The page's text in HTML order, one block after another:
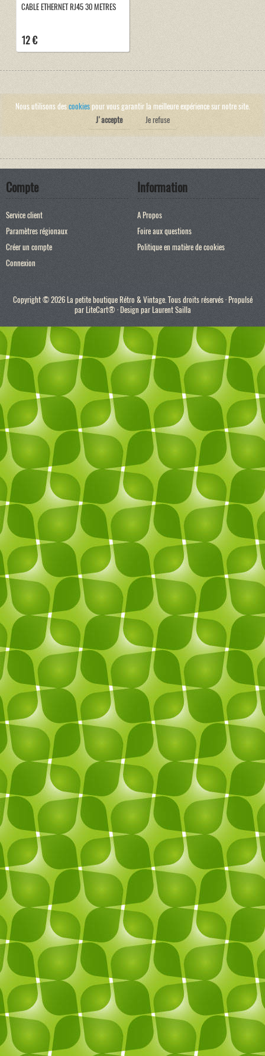
CABLE ETHERNET RJ45 30 METRES
12 €
Nous utilisons descookiespour vous garantir la meilleure expérience sur notre site.
J'accepte
Je refuse
Compte
Service client
Paramètres régionaux
Créer un compte
Connexion
Information
A Propos
Foire aux questions
Politique en matière de cookies
Copyright © 2026 La petite boutique Rétro & Vintage. Tous droits réservés · Propulsé
parLiteCart® · Design parLaurent Sailla